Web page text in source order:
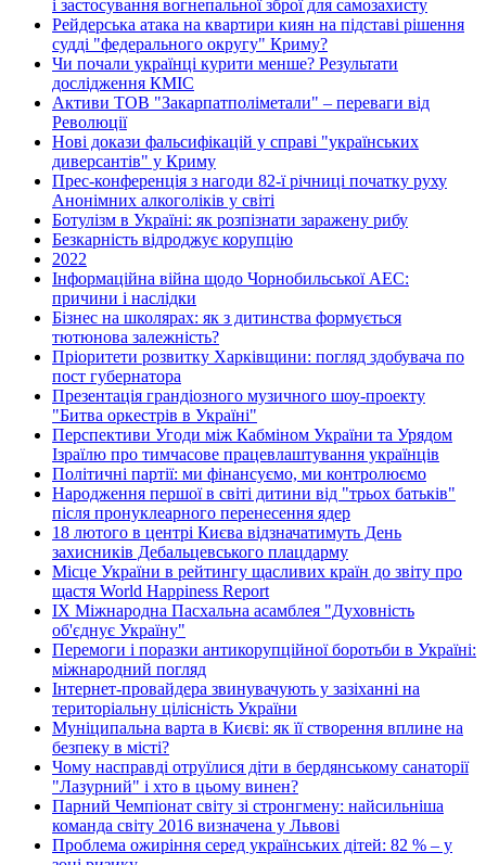
і застосування вогнепальної зброї для самозахисту
Рейдерська атака на квартири киян на підставі рішення
судді "федерального округу" Криму?
Чи почали українці курити менше? Результати
дослідження КМІС
Активи ТОВ "Закарпатполіметали" – переваги від
Революції
Нові докази фальсифікацій у справі "українських
диверсантів" у Криму
Прес-конференція з нагоди 82-ї річниці початку руху
Анонімних алкоголіків у світі
Ботулізм в Україні: як розпізнати заражену рибу
Безкарність відроджує корупцію
2022
Інформаційна війна щодо Чорнобильської АЕС:
причини і наслідки
Бізнес на школярах: як з дитинства формується
тютюнова залежність?
Пріоритети розвитку Харківщини: погляд здобувача по
пост губернатора
Презентація грандіозного музичного шоу-проекту
"Битва оркестрів в Україні"
Перспективи Угоди між Кабміном України та Урядом
Ізраїлю про тимчасове працевлаштування українців
Політичні партії: ми фінансуємо, ми контролюємо
Народження першої в світі дитини від "трьох батьків"
після пронуклеарного перенесення ядер
18 лютого в центрі Києва відзначатимуть День
захисників Дебальцевського плацдарму
Місце України в рейтингу щасливих країн до звіту про
щастя World Happiness Report
ІХ Міжнародна Пасхальна асамблея "Духовність
об'єднує Україну"
Перемоги і поразки антикорупційної боротьби в Україні:
міжнародний погляд
Інтернет-провайдера звинувачують у зазіханні на
територіальну цілісність України
Муніципальна варта в Києві: як її створення вплине на
безпеку в місті?
Чому насправді отруїлися діти в бердянському санаторії
"Лазурний" і хто в цьому винен?
Парний Чемпіонат світу зі стронгмену: найсильніша
команда світу 2016 визначена у Львові
Проблема ожиріння серед українських дітей: 82 % – у